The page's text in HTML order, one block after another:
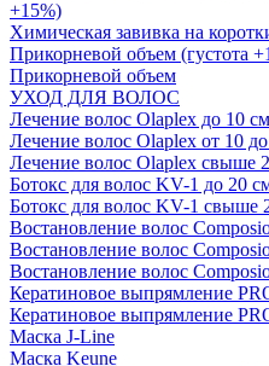
+15%)
Химическая завивка на
Прикорневой объем (густота
Прикорневой объем
УХОД ДЛЯ ВОЛОС
Лечение волос Olapleх до 10 см
Лечение волос Olapleх от 10
Лечение волос Olapleх свыше
Ботокс для волос KV-1 до 20
Ботокс для волос KV-1 свыше
Востановление волос
Востановление волос
Востановление волос
Кератиновое выпрямление
Кератиновое выпрямление
Маска J-Line
Маска Keune